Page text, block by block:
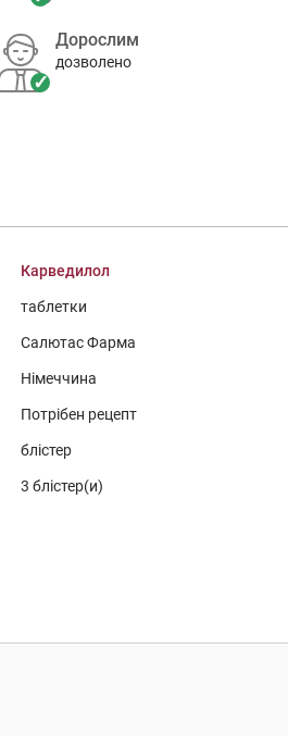
Дорослим
дозволено
Карведилол
таблетки
Салютас Фарма
Німеччина
Потрібен рецепт
блістер
3 блістер(и)